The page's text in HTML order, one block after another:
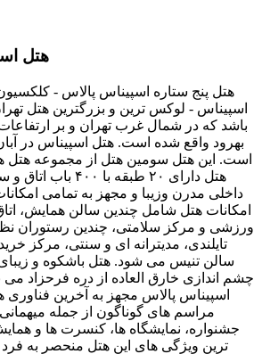
هتل
هتل پنج ستاره اسپیناس پالاس -
اسپیناس - لوکس ترین و بزرگترین هتل
باشد که در شمال غرب تهران و بر
است. این هتل سومین هتل از مجموعه هتل
هتل دارای ۲۰ طبقه
داخلی مدرن وزیبا و مجهز به تمامی
امکانات هتل شامل چندین سالن همایش،
ورزشی و مرکز سلامتی، چندین رستوران
تایلندی، مدیترانه ای و سنتی، مرکز
سالن تنیس می شود. هتل باشکوه و
چشم اندازی خارق العاده از دره فرحزاد
اسپیناس پالاس مجهز به آخرین فناوری
مراسم های گوناگون از جمله میهمانی
جشنواره، نمایشگاه ها، کنسرت ها و
ترین ویژگی های این هتل منحصر به فرد